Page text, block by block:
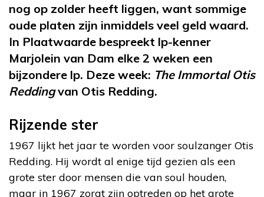
nog op zolder heeft liggen, want sommige
oude platen zijn inmiddels veel geld waard.
In Plaatwaarde bespreekt lp-kenner
Marjolein van Dam elke 2 weken een
bijzondere lp. Deze week: The Immortal Otis
Reddingvan Otis Redding.
Rijzende ster
1967 lijkt het jaar te worden voor soulzanger Otis
Redding. Hij wordt al enige tijd gezien als een
grote ster door mensen die van soul houden,
maar in 1967 zorgt zijn optreden op het grote